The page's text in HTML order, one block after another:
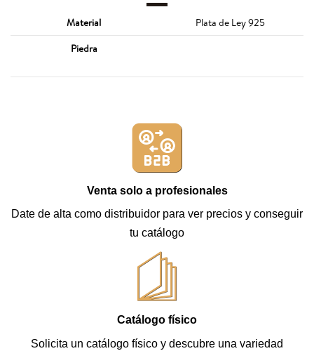
Material
Plata de Ley 925
Piedra
Venta solo a profesionales
Date de alta como distribuidor para ver precios y conseguir
tu catálogo
Catálogo físico
Solicita un catálogo físico y descubre una variedad